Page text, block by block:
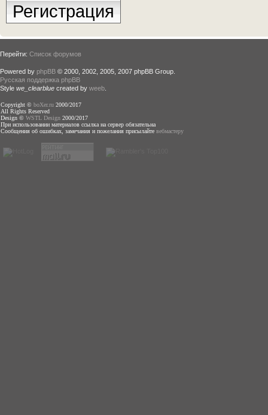
Регистрация
Перейти: Список форумов
Powered by phpBB © 2000, 2002, 2005, 2007 phpBB Group.
Русская поддержка phpBB
Style we_clearblue created by weeb
Copyright © boXer.ru 2000/2017
All Rights Reserved
Design © WSTL Design 2000/2017
При использовании материалов ссылка на сервер обязательна
Сообщения об ошибках, замечания и пожелания присылайте вебмастеру